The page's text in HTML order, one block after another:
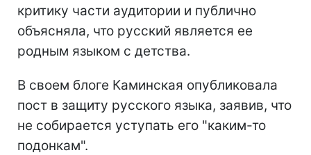
критику части аудитории и публично
объясняла, что русский является ее
родным языком с детства.
В своем блоге Каминская опубликовала
пост в защиту русского языка, заявив, что
не собирается уступать его "каким-то
подонкам".